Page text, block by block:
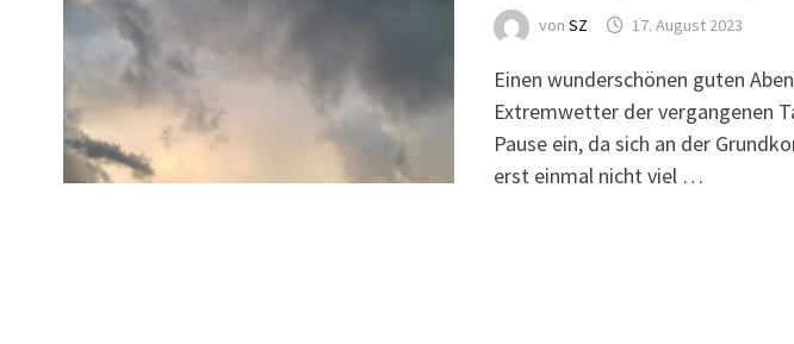
von SZ 17. August 2023
Einen wunderschönen guten
Extremwetter der vergangenen
Pause ein, da sich an der
erst einmal nicht viel …